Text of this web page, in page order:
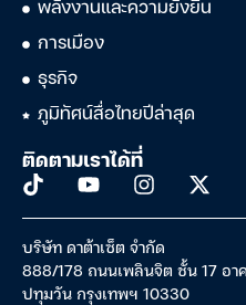
พลังงานและความยั่งยืน
การเมือง
ธุรกิจ
ภูมิทัศน์สื่อไทยปีล่าสุด
ติดตามเราได้ที่
บริษัท ดาต้าเซ็ต จำกัด
888/178 ถนนเพลินจิต ชั้น 17 อา
ปทุมวัน กรุงเทพฯ 10330